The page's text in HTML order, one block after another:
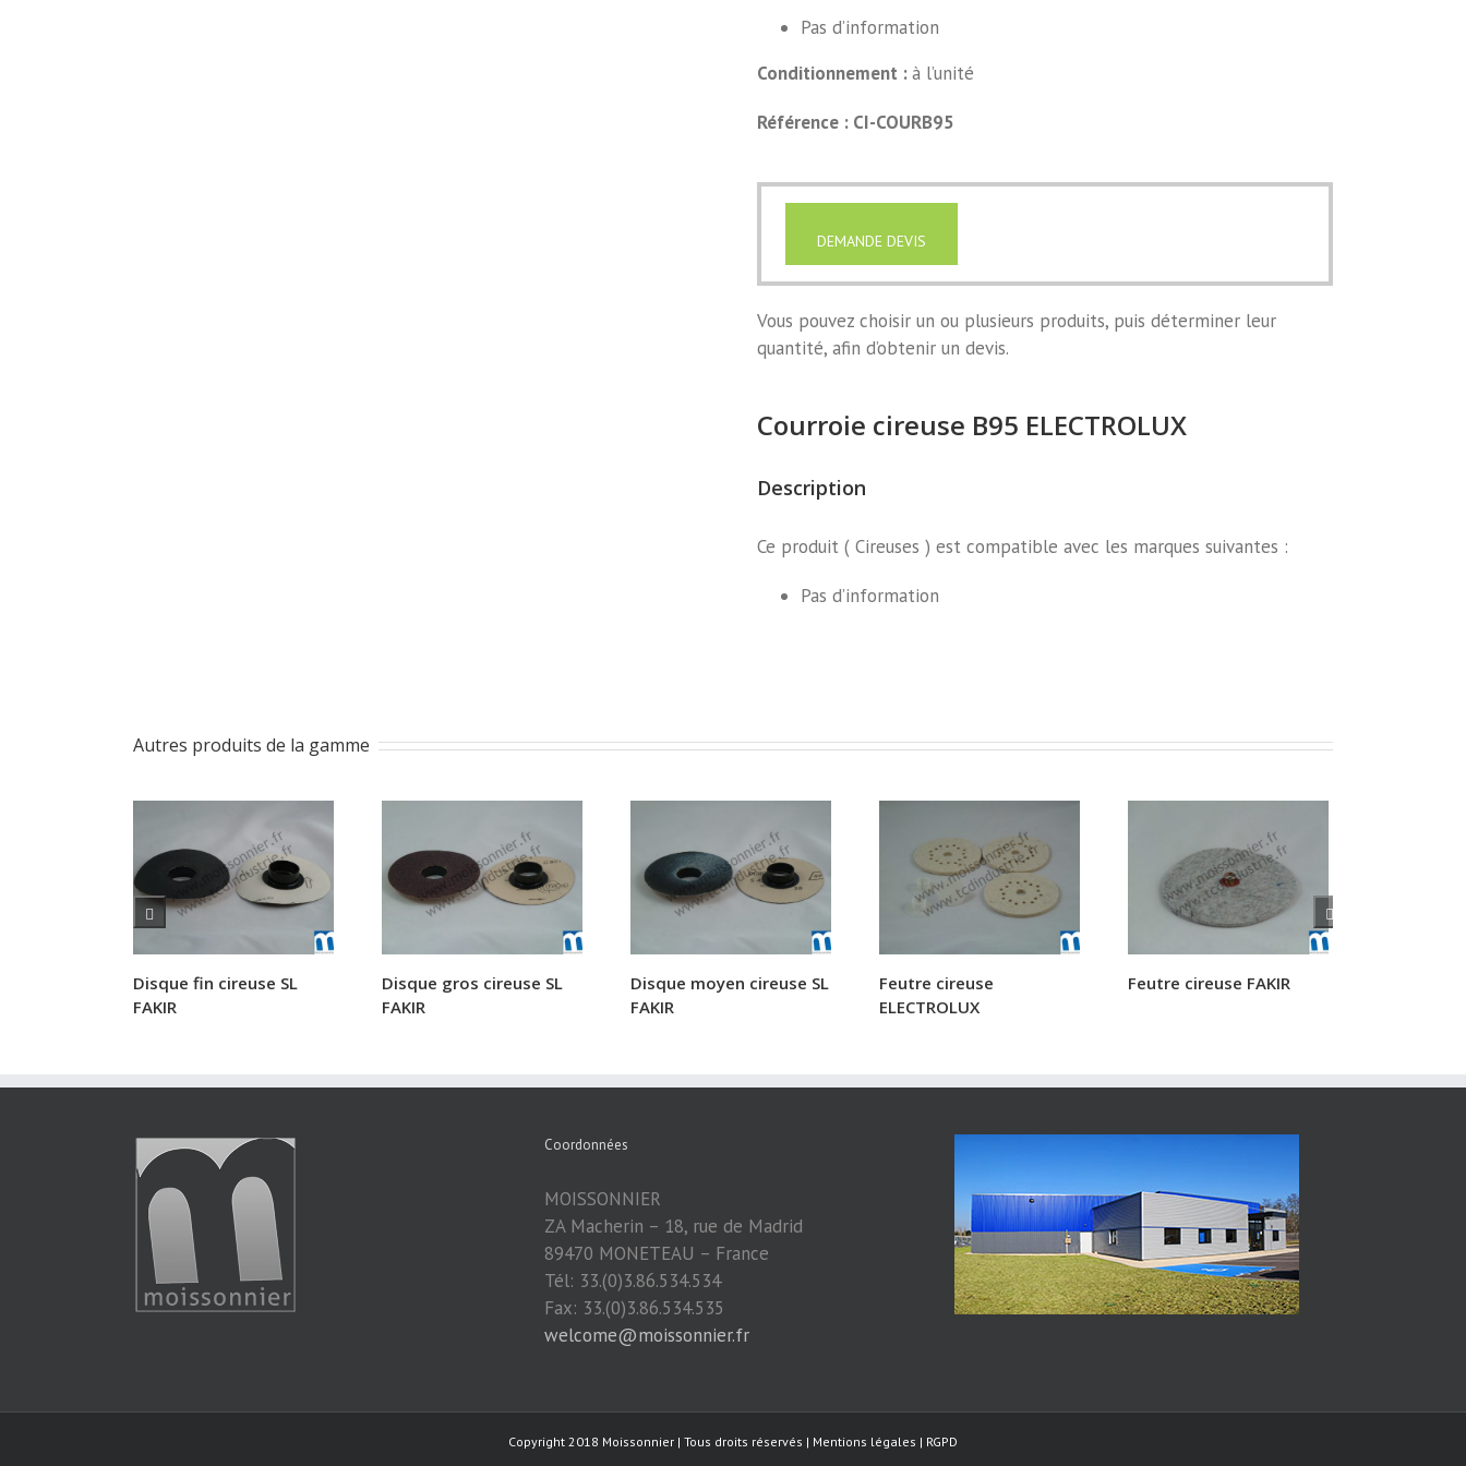
Pas d’information
Conditionnement :à l’unité
Référence : CI-COURB95
DEMANDE DEVIS
Vous pouvez choisir un ou plusieurs produits, puis déterminer leur
quantité, afin d’obtenir un devis.
Courroie cireuse B95 ELECTROLUX
Description
Ce produit ( Cireuses ) est compatible avec les marques suivantes :
Pas d’information
Autres produits de la gamme
Disque fin cireuse SL
FAKIR
Disque gros cireuse SL
FAKIR
Disque moyen cireuse SL
FAKIR
Feutre cireuse
ELECTROLUX
Feutre cireuse FAKIR
Coordonnées
MOISSONNIER
ZA Macherin – 18, rue de Madrid
89470 MONETEAU – France
Tél: 33.(0)3.86.534.534
Fax: 33.(0)3.86.534.535
welcome@moissonnier.fr
Copyright 2018 Moissonnier | Tous droits réservés | Mentions légales | RGPD